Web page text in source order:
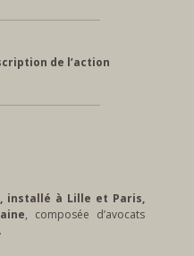
de l’action
installé à Lille et Paris,
, composée d’avocats